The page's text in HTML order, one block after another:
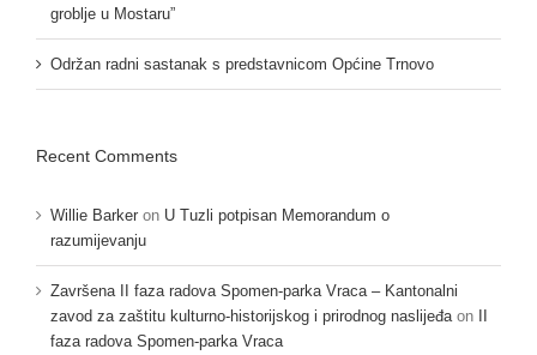
groblje u Mostaru”
Održan radni sastanak s predstavnicom Općine Trnovo
Recent Comments
Willie Barker on U Tuzli potpisan Memorandum o
razumijevanju
Završena II faza radova Spomen-parka Vraca – Kantonalni
zavod za zaštitu kulturno-historijskog i prirodnog naslijeđa on
faza radova Spomen-parka Vraca